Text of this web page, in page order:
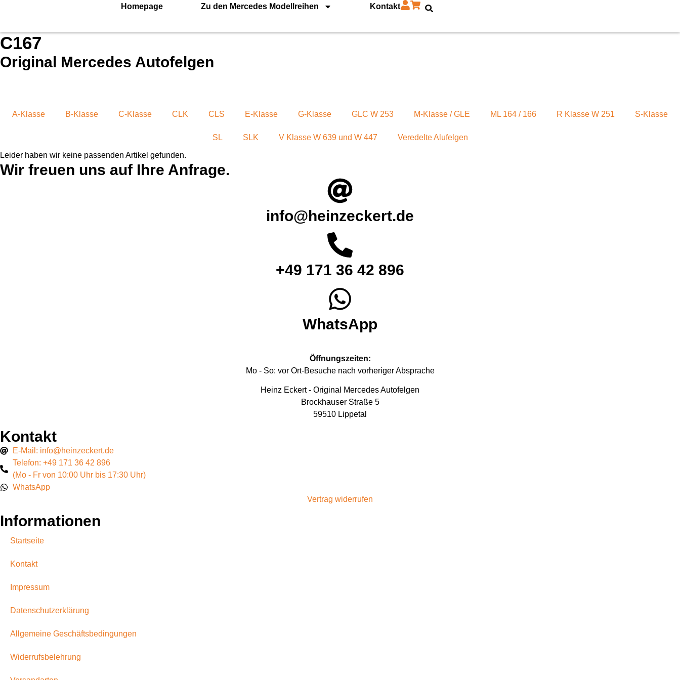
Homepage Zu den Mercedes Modellreihen Kontakt
C167
Original Mercedes Autofelgen
A-Klasse B-Klasse C-Klasse CLK CLS E-Klasse G-Klasse GLC W 253 M-Klasse / GLE ML 164 / 166 R Klasse W 251 S-Klasse
SL SLK V Klasse W 639 und W 447 Veredelte Alufelgen
Leider haben wir keine passenden Artikel gefunden.
Wir freuen uns auf Ihre Anfrage.
info@heinzeckert.de
+49 171 36 42 896
WhatsApp
Öffnungszeiten:
Mo - So: vor Ort-Besuche nach vorheriger Absprache
Heinz Eckert - Original Mercedes Autofelgen
Brockhauser Straße 5
59510 Lippetal
Kontakt
E-Mail: info@heinzeckert.de
Telefon: +49 171 36 42 896
(Mo - Fr von 10:00 Uhr bis 17:30 Uhr)
WhatsApp
Vertrag widerrufen
Informationen
Startseite
Kontakt
Impressum
Datenschutzerklärung
Allgemeine Geschäftsbedingungen
Widerrufsbelehrung